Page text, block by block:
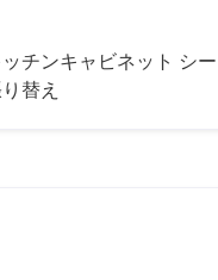
チンキャビネット シー
替え